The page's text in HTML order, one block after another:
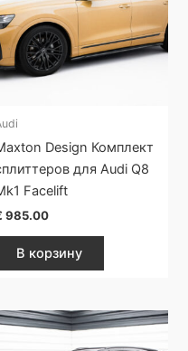
Design Комплект
для Audi Q8
Facelift
985.00
В корзину